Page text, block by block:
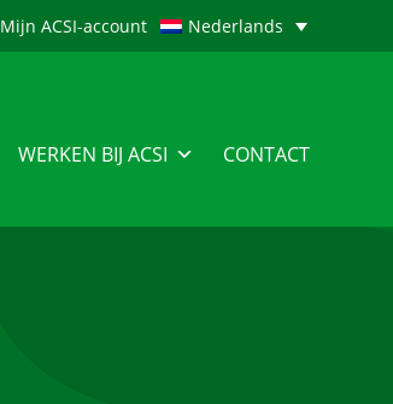
Mijn ACSI-account Nederlands
WERKEN BIJ ACSI CONTACT